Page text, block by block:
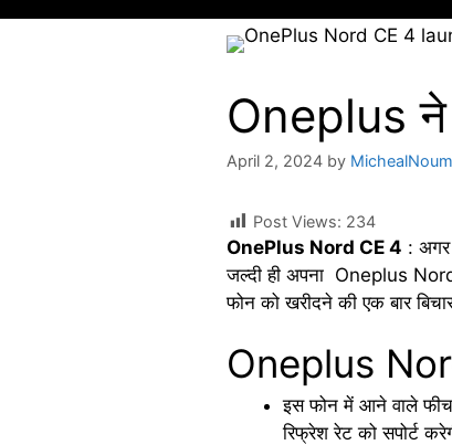
Oneplus ने
April 2, 2024 by
Post Views: 234
OnePlus Nord CE 4 :
जल्दी ही अपना Oneplus
फोन को खरीदने की एक बार
Oneplus
इस फोन में आने वाले
रिफ्रेश रेट को सपोर्ट